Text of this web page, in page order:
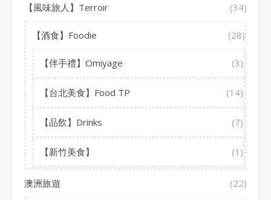
【風味旅人】Terroir (34)
【酒食】Foodie (28)
【伴手禮】Omiyage (3)
【台北美食】Food TP (14)
【品飲】Drinks (7)
【新竹美食】 (1)
澳洲旅遊 (22)